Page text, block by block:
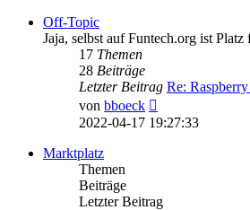
Off-Topic
Jaja, selbst auf Funtech.org ist Platz
17 Themen
28 Beiträge
Letzter Beitrag Re:
von bboeck
Beitrag
2022-04-17 19:27:33
Marktplatz
Themen
Beiträge
Letzter Beitrag